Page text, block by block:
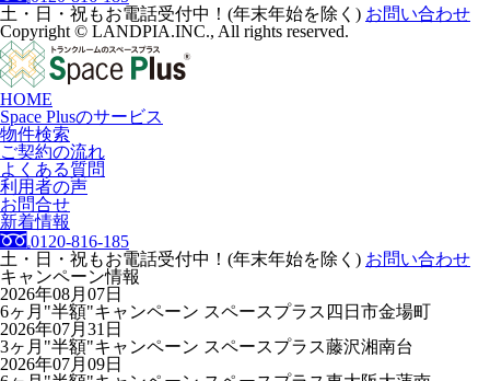
土・日・祝もお電話受付中！(年末年始を除く) お問い合わせ
Copyright © LANDPIA.INC., All rights reserved.
HOME
Space Plusのサービス
物件検索
ご契約の流れ
よくある質問
利用者の声
お問合せ
新着情報
0120-816-185
土・日・祝もお電話受付中！(年末年始を除く) お問い合わせ
キャンペーン情報
2026年08月07日
6ヶ月"半額"キャンペーン スペースプラス四日市金場町
2026年07月31日
3ヶ月"半額"キャンペーン スペースプラス藤沢湘南台
2026年07月09日